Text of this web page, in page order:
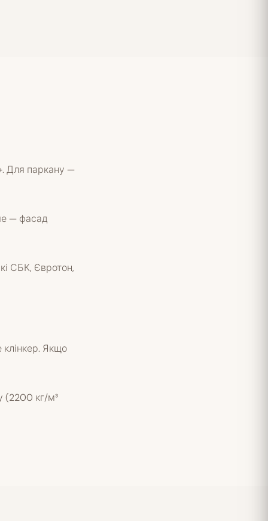
Для паркану —
— фасад
СБК, Євротон,
Якщо
(2200 кг/м³